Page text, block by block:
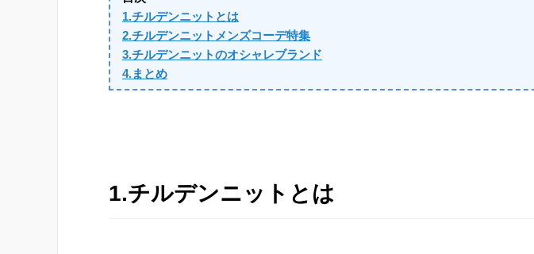
1.チルデンニットとは
2.チルデンニットメンズコーデ特集
3.チルデンニットのオシャレブランド
4.まとめ
1.チルデンニットとは